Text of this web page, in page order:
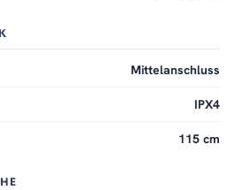
Mittelanschluss
IPX4
115 cm